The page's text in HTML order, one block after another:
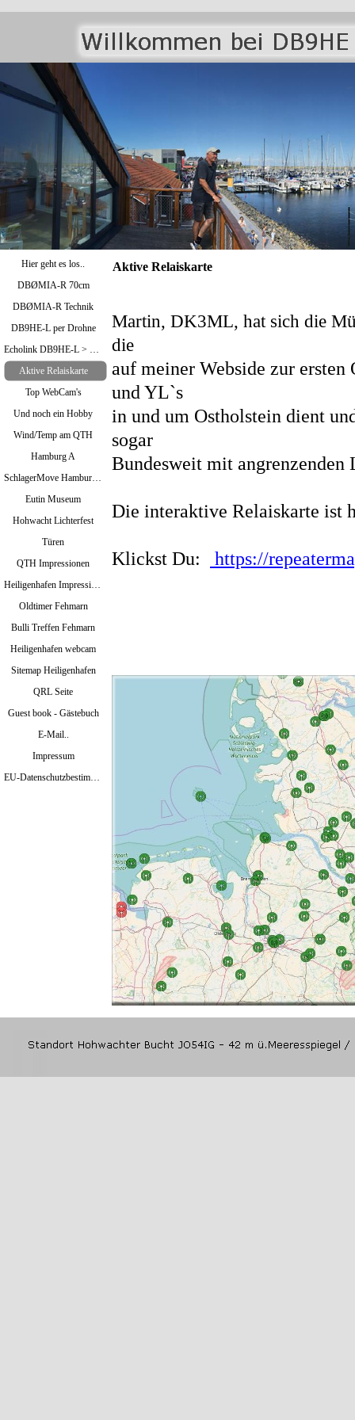
Hier geht es los..
DBØMIA-R 70cm
DBØMIA-R Technik
DB9HE-L per Drohne
Echolink DB9HE-L > Bild oben / DBØMIA-R >Bild unten
Aktive Relaiskarte
Top WebCam's
Und noch ein Hobby
Wind/Temp am QTH
Hamburg A
SchlagerMove Hamburg 2024
Eutin Museum
Hohwacht Lichterfest
Türen
QTH Impressionen
Heiligenhafen Impressionen
Oldtimer Fehmarn
Bulli Treffen Fehmarn
Heiligenhafen webcam
Sitemap Heiligenhafen
QRL Seite
Guest book - Gästebuch
E-Mail..
Impressum
EU-Datenschutzbestimmungen Mai 2018
Aktive Relaiskarte
Martin, DK3ML, hat sich die
die
auf meiner Webside zur
und YL`s
in und um Ostholstein dient
sogar
Bundesweit mit angrenzenden
Die interaktive Relaiskarte ist
Klickst Du: https://